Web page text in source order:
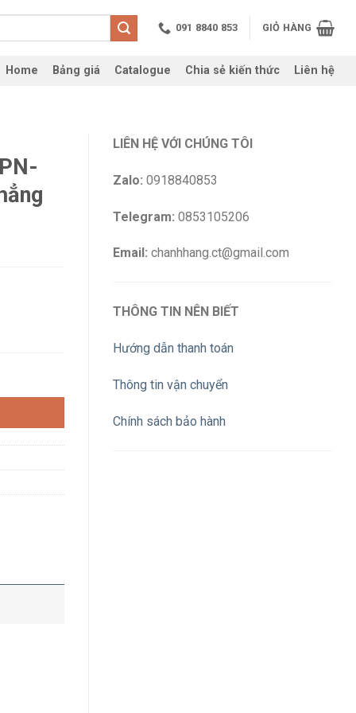
091 8840 853 GIỎ HÀNG
Home Bảng giá Catalogue Chia sẻ kiến thức Liên hệ
LIÊN HỆ VỚI CHÚNG TÔI
Zalo: 0918840853
Telegram: 0853105206
Email: chanhhang.ct@gmail.com
THÔNG TIN NÊN BIẾT
Hướng dẫn thanh toán
Thông tin vận chuyển
Chính sách bảo hành